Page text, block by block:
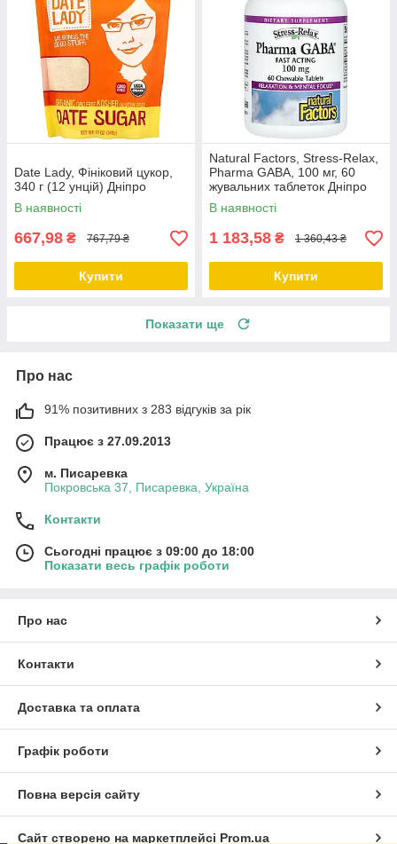
Date Lady, Фініковий цукор,
340 г (12 унцій) Дніпро
В наявності
667,98 ₴ 767,79 ₴
Купити
Natural Factors, Stress-Relax,
Pharma GABA, 100 мг, 60
жувальних таблеток Дніпро
В наявності
1 183,58 ₴ 1 360,43 ₴
Купити
Показати ще
Про нас
91% позитивних з 283 відгуків за рік
Працює з 27.09.2013
м. Писаревка
Покровська 37, Писаревка, Україна
Контакти
Сьогодні працює з 09:00 до 18:00
Показати весь графік роботи
Про нас
Контакти
Доставка та оплата
Графік роботи
Повна версія сайту
Сайт створено на маркетплейсі Prom.ua